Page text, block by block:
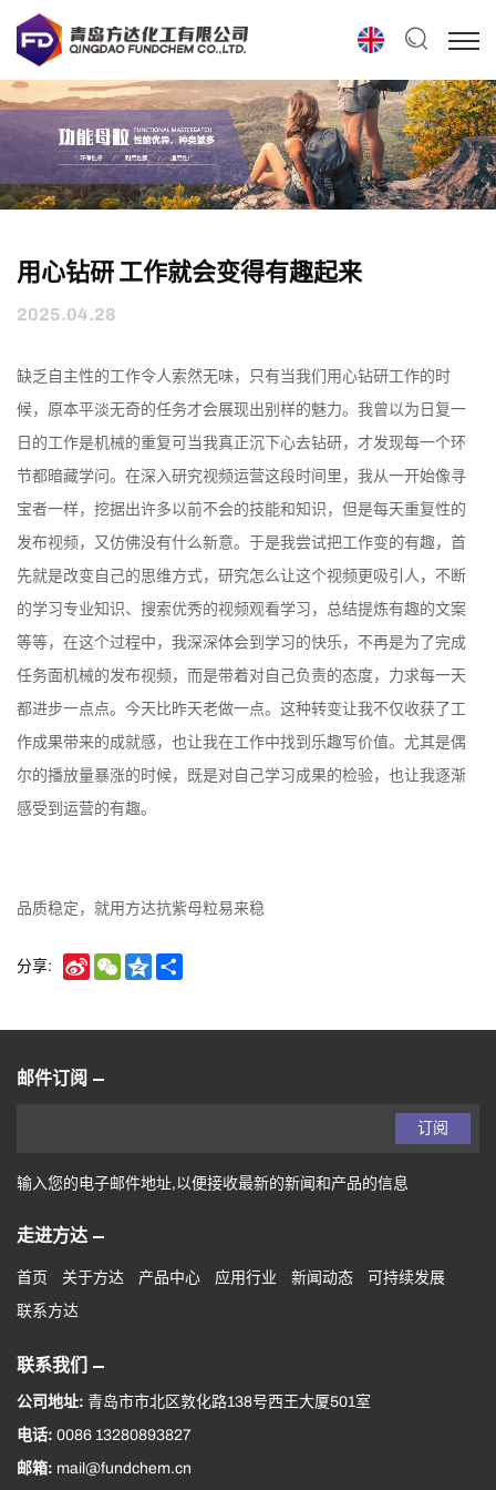
用心钻研 工作就会变得有趣起来
2025.04.28
缺乏自主性的工作令人索然无味，只有当我们用心钻研工作的时
候，原本平淡无奇的任务才会展现出别样的魅力。我曾以为日复一
日的工作是机械的重复可当我真正沉下心去钻研，才发现每一个环
节都暗藏学问。在深入研究视频运营这段时间里，我从一开始像寻
宝者一样，挖据出许多以前不会的技能和知识，但是每天重复性的
发布视频，又仿佛没有什么新意。于是我尝试把工作变的有趣，首
先就是改变自己的思维方式，研究怎么让这个视频更吸引人，不断
的学习专业知识、搜索优秀的视频观看学习，总结提炼有趣的文案
等等，在这个过程中，我深深体会到学习的快乐，不再是为了完成
任务面机械的发布视频，而是带着对自己负责的态度，力求每一天
都进步一点点。今天比昨天老做一点。这种转变让我不仅收获了工
作成果带来的成就感，也让我在工作中找到乐趣写价值。尤其是偶
尔的播放量暴涨的时候，既是对自己学习成果的检验，也让我逐渐
感受到运营的有趣。
品质稳定，就用方达抗紫母粒易来稳
分享:
Sina
Weibo
WeChatQzone
邮件订阅
订阅
输入您的电子邮件地址,以便接收最新的新闻和产品的信息
走进方达
首页 关于方达 产品中心 应用行业 新闻动态
可持续发展
联系方达
联系我们
公司地址: 青岛市市北区敦化路138号西王大厦501室
电话: 0086 13280893827
邮箱: mail@fundchem.cn